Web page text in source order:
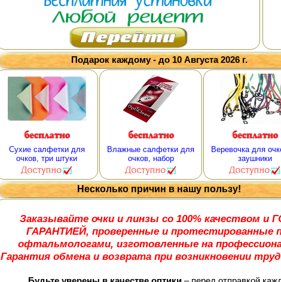
Подарок каждому - до 10 Августа 2026 г.
Сухие салфетки для
очков, три штуки
Влажные салфетки для
очков, набор
Веревочка для
заушники
Несколько причин в нашу пользу!
Заказывайте очки и линзы со 100% качеством
ГАРАНТИЕЙ, проверенные и протестированные
офтальмологами, изготовленные на
Гарантия обмена и возврата при возникновении